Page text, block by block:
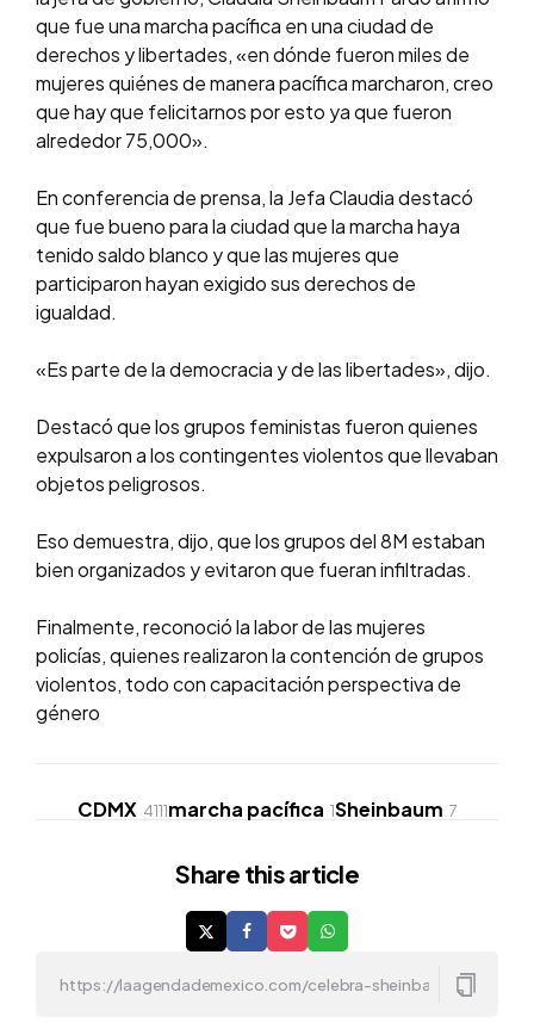
que fue una marcha pacífica en una ciudad de
derechos y libertades, «en dónde fueron miles de
mujeres quiénes de manera pacífica marcharon, creo
que hay que felicitarnos por esto ya que fueron
alrededor 75,000».
En conferencia de prensa, la Jefa Claudia destacó
que fue bueno para la ciudad que la marcha haya
tenido saldo blanco y que las mujeres que
participaron hayan exigido sus derechos de
igualdad.
«Es parte de la democracia y de las libertades», dijo.
Destacó que los grupos feministas fueron quienes
expulsaron a los contingentes violentos que llevaban
objetos peligrosos.
Eso demuestra, dijo, que los grupos del 8M estaban
bien organizados y evitaron que fueran infiltradas.
Finalmente, reconoció la labor de las mujeres
policías, quienes realizaron la contención de grupos
violentos, todo con capacitación perspectiva de
género
CDMX 4111marcha pacífica 1Sheinbaum 7
Share this article